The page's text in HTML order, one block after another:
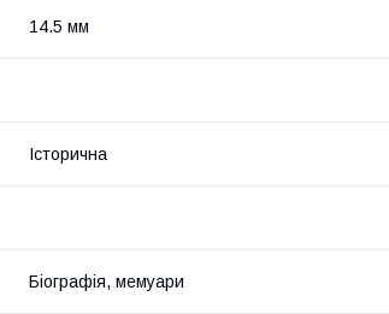
14.5 мм
Історична
Біографія, мемуари